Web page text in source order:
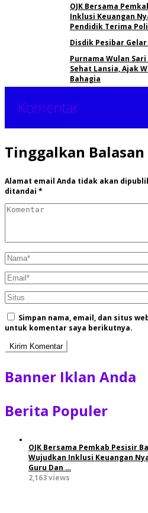
OJK Bersama
Inklusi Keuangan Nyata: 150 Guru Dan Tenaga
Pendidik Terima
Disdik Pesibar
Purnama Wulan
Sehat Lansia, Ajak
Bahagia
Komentar
Tinggalkan Balasan
Alamat email Anda tidak akan
ditandai *
Simpan nama, email, dan situs
untuk komentar saya berikutnya.
Banner Iklan Anda
Berita Populer
OJK Bersama Pemkab Pesisir
Wujudkan Inklusi Keuangan
Guru Dan …
2,163 views